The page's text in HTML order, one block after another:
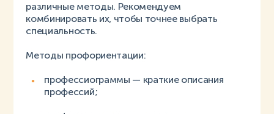
различные методы. Рекомендуем
комбинировать их, чтобы точнее выбрать
специальность.
Методы профориентации:
профессиограммы — краткие описания
профессий;